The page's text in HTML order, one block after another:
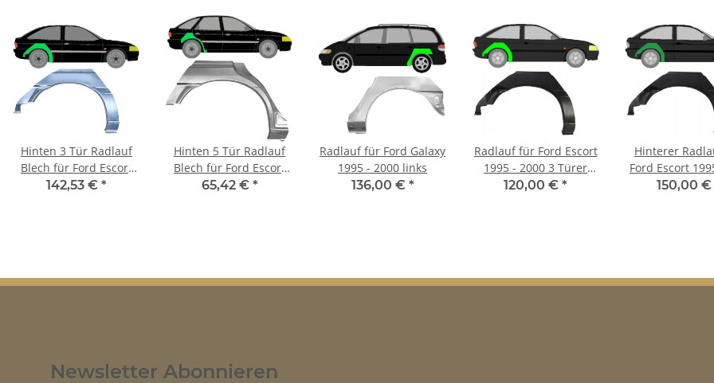
Hinten 3 Tür Radlauf
Blech für Ford Escort
1995 - 2000 rechts
142,53 € *
Hinten 5 Tür Radlauf
Blech für Ford Escort
1995 - 2000 rechts
65,42 € *
Radlauf für Ford Galaxy
1995 - 2000 links
136,00 € *
Radlauf für Ford Escort
1995 - 2000 3 Türer
rechts
120,00 € *
Hinterer
Ford Escort
rechts (2
150,00 €
Newsletter Abonnieren